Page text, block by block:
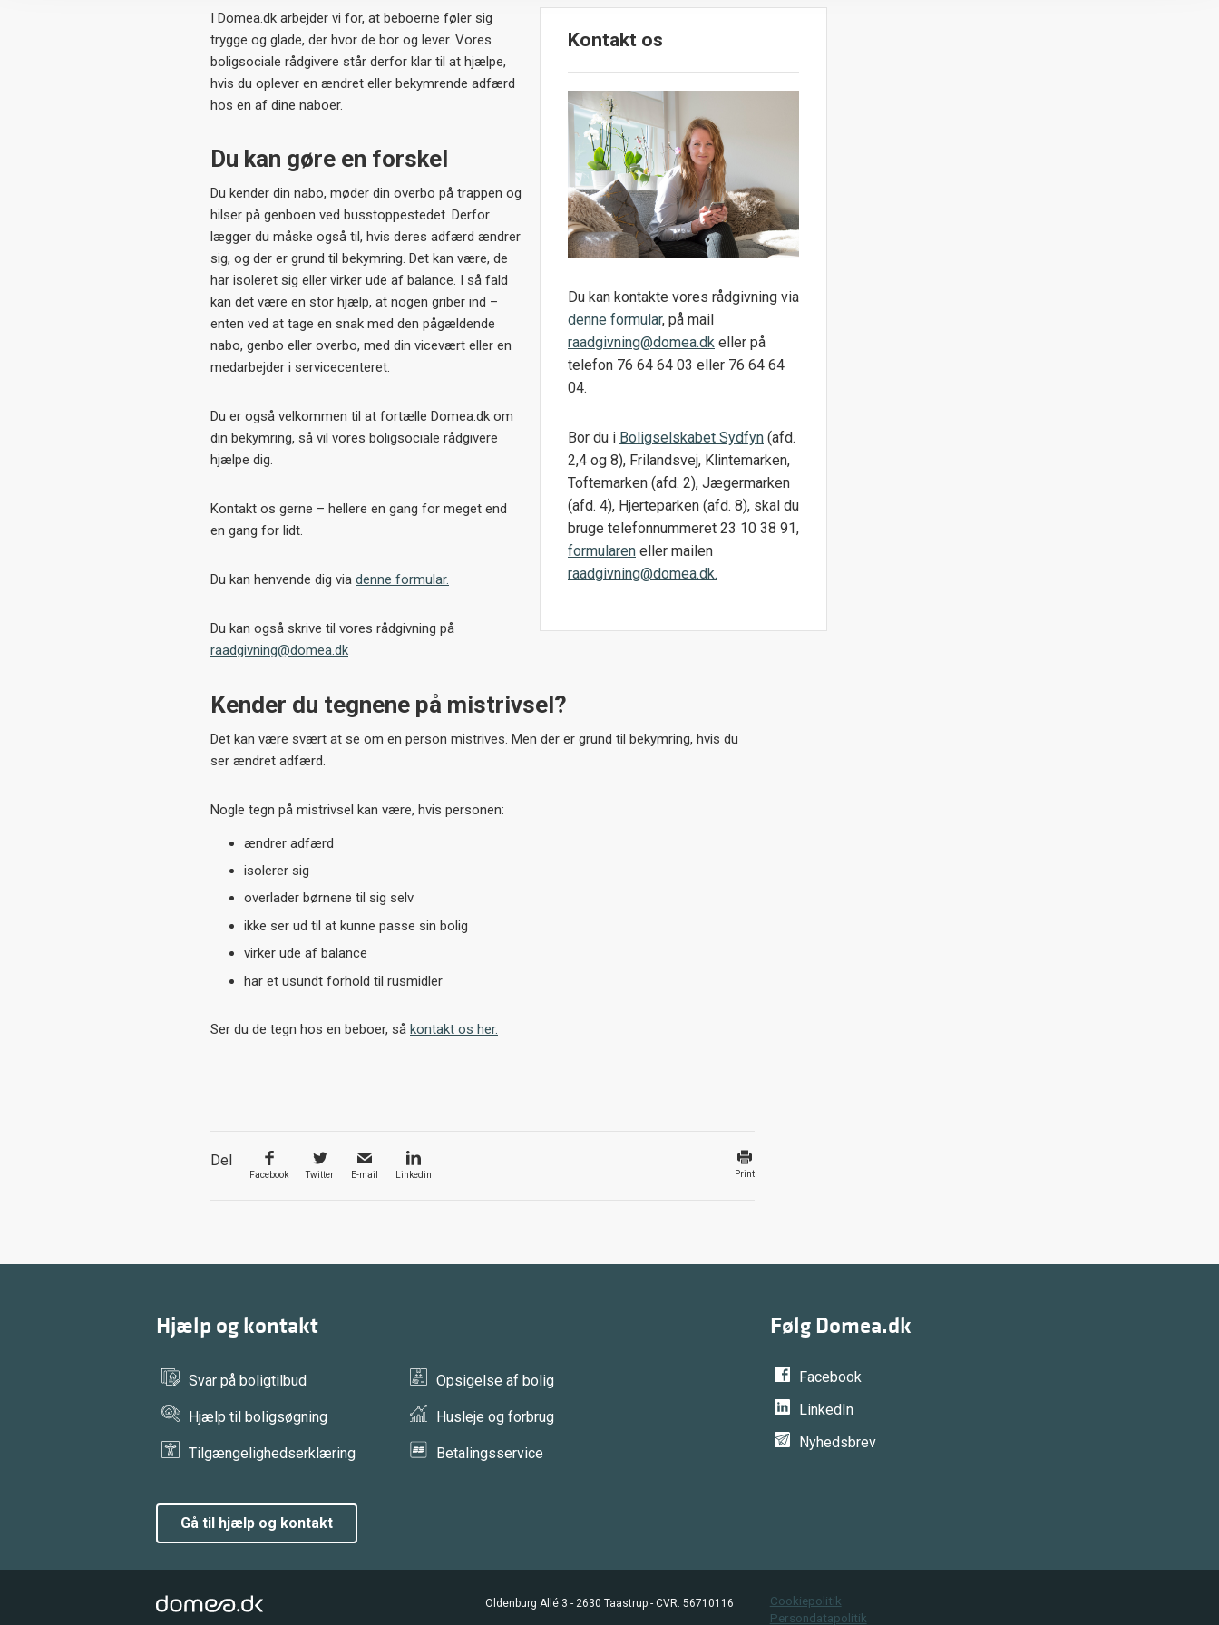
Kontakt os
Du kan kontakte vores rådgivning via
denne formular, på mail
raadgivning@domea.dk eller på
telefon 76 64 64 03 eller 76 64 64
04.
Bor du i Boligselskabet Sydfyn (afd.
2,4 og 8), Frilandsvej, Klintemarken,
Toftemarken (afd. 2), Jægermarken
(afd. 4), Hjerteparken (afd. 8), skal du
bruge telefonnummeret 23 10 38 91,
formularen eller mailen
raadgivning@domea.dk.
I Domea.dk arbejder vi for, at beboerne føler sig
trygge og glade, der hvor de bor og lever. Vores
boligsociale rådgivere står derfor klar til at hjælpe,
hvis du oplever en ændret eller bekymrende adfærd
hos en af dine naboer.
Du kan gøre en forskel
Du kender din nabo, møder din overbo på trappen og
hilser på genboen ved busstoppestedet. Derfor
lægger du måske også til, hvis deres adfærd ændrer
sig, og der er grund til bekymring. Det kan være, de
har isoleret sig eller virker ude af balance. I så fald
kan det være en stor hjælp, at nogen griber ind –
enten ved at tage en snak med den pågældende
nabo, genbo eller overbo, med din vicevært eller en
medarbejder i servicecenteret.
Du er også velkommen til at fortælle Domea.dk om
din bekymring, så vil vores boligsociale rådgivere
hjælpe dig.
Kontakt os gerne – hellere en gang for meget end
en gang for lidt.
Du kan henvende dig via denne formular.
Du kan også skrive til vores rådgivning på
raadgivning@domea.dk
Kender du tegnene på mistrivsel?
Det kan være svært at se om en person mistrives. Men der er grund til bekymring, hvis du
ser ændret adfærd.
Nogle tegn på mistrivsel kan være, hvis personen:
ændrer adfærd
isolerer sig
overlader børnene til sig selv
ikke ser ud til at kunne passe sin bolig
virker ude af balance
har et usundt forhold til rusmidler
Ser du de tegn hos en beboer, så kontakt os her.
Del
Facebook Twitter E-mail Linkedin Print
Hjælp og kontakt
Svar på boligtilbud Opsigelse af bolig
Hjælp til boligsøgning Husleje og forbrug
Tilgængelighedserklæring Betalingsservice
gå til hjælp og kontakt
Følg Domea.dk
Facebook
LinkedIn
Nyhedsbrev
Oldenburg Allé 3 - 2630 Taastrup - CVR: 56710116
Cookiepolitik
Persondatapolitik